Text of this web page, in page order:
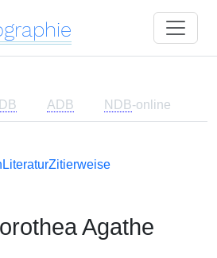
ADB NDB-online
LiteraturZitierweise
Agathe